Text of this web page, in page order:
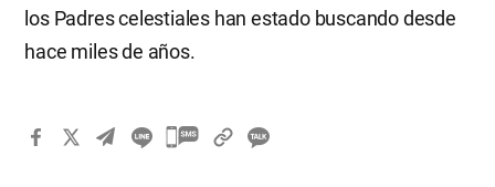
los Padres celestiales han estado buscando desde
hace miles de años.
카